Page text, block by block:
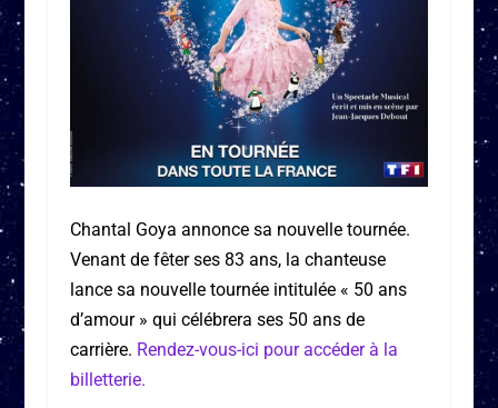
Chantal Goya annonce sa nouvelle tournée.
Venant de fêter ses 83 ans, la chanteuse
lance sa nouvelle tournée intitulée « 50 ans
d’amour » qui célébrera ses 50 ans de
carrière. Rendez-vous-ici pour accéder à la
billetterie.